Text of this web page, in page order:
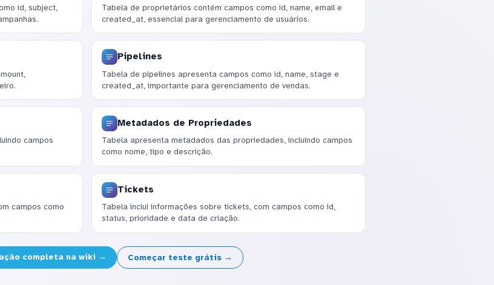
id, subject,
Tabela de proprietários contém campos como id, name, email e
created_at, essencial para gerenciamento de usuários.
Pipelines
Tabela de pipelines apresenta campos como id, name, stage e
created_at, importante para gerenciamento de vendas.
campos
Metadados de Propriedades
Tabela apresenta metadados das propriedades, incluindo campos
como nome, tipo e descrição.
campos como
Tickets
Tabela inclui informações sobre tickets, com campos como id,
status, prioridade e data de criação.
completa na wiki → Começar teste grátis →